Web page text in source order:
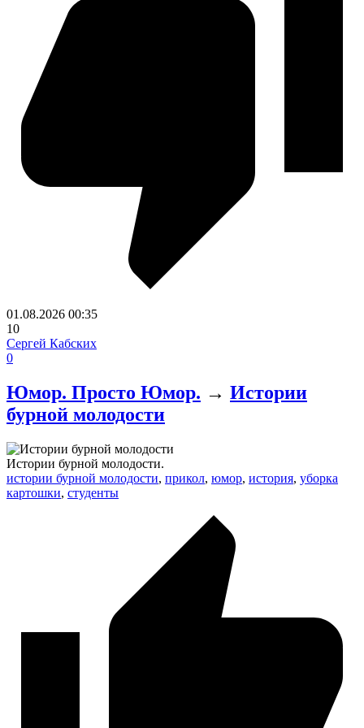
01.08.2026 00:35
10
Сергей Кабских
0
Юмор. Просто Юмор. → Истории
бурной молодости
Истории бурной молодости.
истории бурной молодости, прикол, юмор, история, уборка
картошки, студенты